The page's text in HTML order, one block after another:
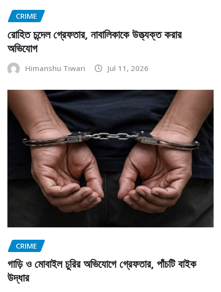
CRIME
রোহিত চন্দেল গ্রেফতার, নাবালিকাকে উত্ত্যক্ত করার
অভিযোগ
Himanshu Tiwari Jul 11, 2026
CRIME
গাড়ি ও মোবাইল চুরির অভিযোগে গ্রেফতার, পাঁচটি বাইক
উদ্ধার